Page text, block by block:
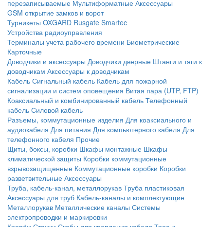
перезаписываемые Мультиформатные Аксессуары
GSM открытие замков и ворот
Турникеты OXGARD Rusgate Smartec
Устройства радиоуправления
Терминалы учета рабочего времени Биометрические
Карточные
Доводчики и аксессуары Доводчики дверные Штанги и тяги к
доводчикам Аксессуары к доводчикам
Кабель Сигнальный кабель Кабель для пожарной
сигнализации и систем оповещения Витая пара (UTP, FTP)
Коаксиальный и комбинированный кабель Телефонный
кабель Силовой кабель
Разъемы, коммутационные изделия Для коаксиального и
аудиокабеля Для питания Для компьютерного кабеля Для
телефонного кабеля Прочие
Щиты, боксы, коробки Шкафы монтажные Шкафы
климатической защиты Коробки коммутационные
взрывозащищенные Коммутационные коробки Коробки
разветвительные Аксессуары
Труба, кабель-канал, металлорукав Труба пластиковая
Аксессуары для труб Кабель-каналы и комплектующие
Металлорукав Металлические каналы Системы
электропроводки и маркировки